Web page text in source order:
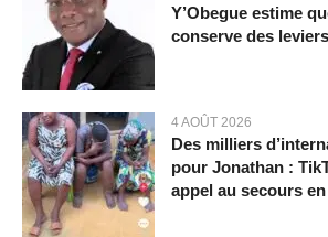
Y’Obegue estime
conserve des
4 AOÛT 2026
Des milliers
pour Jonathan :
appel au secours